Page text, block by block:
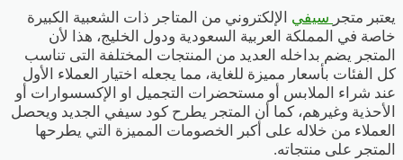
يعتبر متجر سيفي الإلكتروني من المتاجر ذات الشعبية الكبيرة
خاصة في المملكة العربية السعودية ودول الخليج، هذا لأن
المتجر يضم بداخله العديد من المنتجات المختلفة التى تناسب
كل الفئات بأسعار مميزة للغاية، مما يجعله اختيار العملاء الأول
عند شراء الملابس أو مستحضرات التجميل او الإكسسوارات أو
الأحذية وغيرهم، كما أن المتجر يطرح كود سيفي الجديد ويحصل
العملاء من خلاله على أكبر الخصومات المميزة التي يطرحها
المتجر على منتجاته.